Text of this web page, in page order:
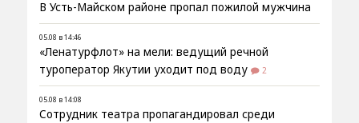
В Усть-Майском районе пропал пожилой мужчина
05.08 в 14:46
«Ленатурфлот» на мели: ведущий речной
туроператор Якутии уходит под воду
2
05.08 в 14:08
Сотрудник театра пропагандировал среди